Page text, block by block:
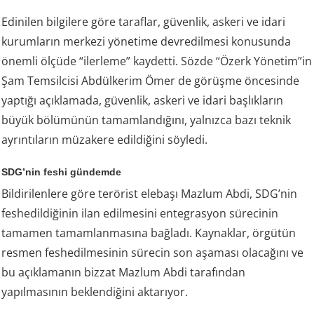
Edinilen bilgilere göre taraflar, güvenlik, askeri ve idari
kurumların merkezi yönetime devredilmesi konusunda
önemli ölçüde “ilerleme” kaydetti. Sözde “Özerk Yönetim”in
Şam Temsilcisi Abdülkerim Ömer de görüşme öncesinde
yaptığı açıklamada, güvenlik, askeri ve idari başlıkların
büyük bölümünün tamamlandığını, yalnızca bazı teknik
ayrıntıların müzakere edildiğini söyledi.
SDG’nin feshi gündemde
Bildirilenlere göre terörist elebaşı Mazlum Abdi, SDG’nin
feshedildiğinin ilan edilmesini entegrasyon sürecinin
tamamen tamamlanmasına bağladı. Kaynaklar, örgütün
resmen feshedilmesinin sürecin son aşaması olacağını ve
bu açıklamanın bizzat Mazlum Abdi tarafından
yapılmasının beklendiğini aktarıyor.